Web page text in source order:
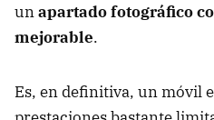
unapartado fotográfico
mejorable.
Es, en definitiva, un móvil